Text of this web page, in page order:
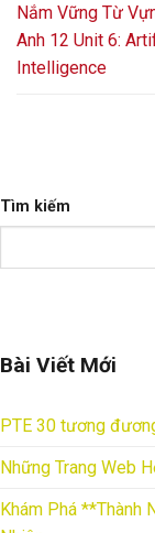
Nắm Vững Từ
Anh 12 Unit 6:
Intelligence
Tìm kiếm
Bài Viết Mới
PTE 30 tương
Những Trang Web
Khám Phá **Thành